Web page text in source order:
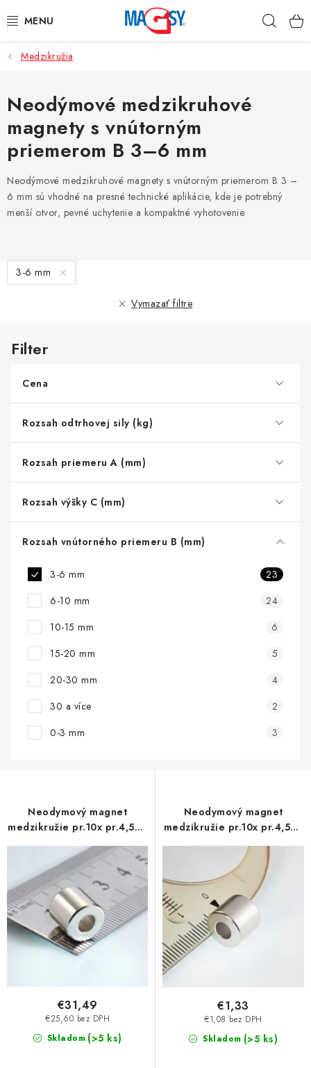
na
HLAVNÉ KATEGÓRIE
MAGNETICKÉ POMÔCKY
PRIEMYSELNÉ MAGNETY
NEREZOVÉ MATERIÁLY
Kontakt
Odstúpenie od zmluvy
Medzikružia
Neodýmové medzikruhové
magnety s vnútorným
priemerom B 3–6 mm
Neodýmové medzikruhové magnety s vnútorným priemerom B 3 –
6 mm sú vhodné na presné technické aplikácie, kde je potrebný
menší otvor, pevné uchytenie a kompaktné vyhotovenie.
V
ý
s
o
u
t
v
3-6 mm
Vymazať filtre
Cena
Rozsah odtrhovej sily (kg)
Rozsah priemeru A (mm)
Rozsah výšky C (mm)
Rozsah vnútorného priemeru B (mm)
3-6 mm
23
6-10 mm
24
10-15 mm
6
15-20 mm
5
20-30 mm
4
30 a více
2
0-3 mm
3
Neodymový magnet
medzikružie pr.10x pr.4,5x9
N 200°C, VMM1EH-N25EH
Skladom (>5 ks)
€25,60 bez DPH
€31,49
Neodymový magnet
medzikružie pr.10x pr.4,5x9
N 80 °C, VMM4-N30
Skladom (>5 ks)
€1,08 bez DPH
€1,33